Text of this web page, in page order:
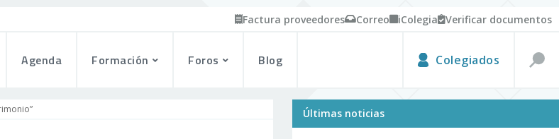
Factura proveedores Correo iColegia Verificar documentos
Agenda Formación Foros Blog Colegiados
Últimas noticias